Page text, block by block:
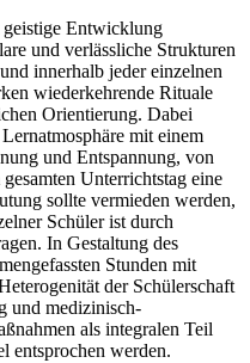
Entwicklung
und verlässliche Strukturen
innerhalb jeder einzelnen
wiederkehrende Rituale
Orientierung. Dabei
mit einem
und Entspannung, von
Unterrichtstag eine
sollte vermieden werden,
Schüler ist durch
In Gestaltung des
Stunden mit
der Schülerschaft
und medizinisch-
als integralen Teil
entsprochen werden.